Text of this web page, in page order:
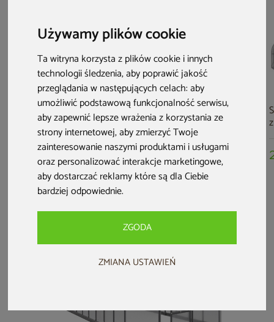
Używamy plików cookie
Ta witryna korzysta z plików cookie i innych
technologii śledzenia, aby poprawić jakość
przeglądania w następujących celach:aby
umożliwić podstawową funkcjonalność serwisu,
aby zapewnić lepsze wrażenia z korzystania ze
strony internetowej,aby zmierzyć Twoje
zainteresowanie naszymi produktami i usługami
oraz personalizować interakcje marketingowe,
aby dostarczać reklamy które są dla Ciebie
bardziej odpowiednie.
ZGODA
ZMIANA USTAWIEŃ
Szklarnia ogrodowa
z poliwęglanu
Terplant Comfort
2x10 m
Szklarnia ogrodowa
z poliwęglanu
Terplant Comfort
2x6 m
2 699 zł
Szklarnia ogrodowa
z poliwęglanu
Terplant Comfort
2x2 m
1 599 zł